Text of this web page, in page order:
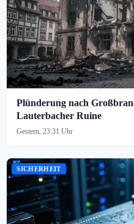
Plünderung nach
Lauterbacher Ruine
Gestern, 23:31 Uhr
SICHERHEIT